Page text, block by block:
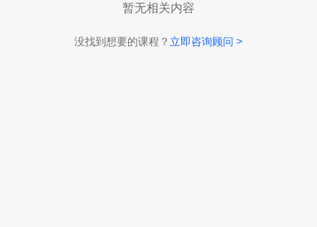
暂无相关内容
没找到想要的课程？ 立即咨询顾问 >